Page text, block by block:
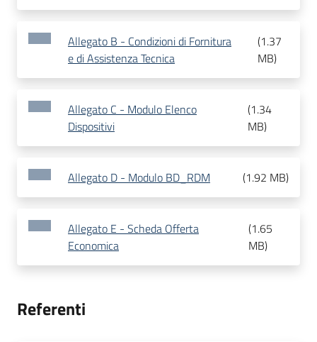
Allegato B - Condizioni di Fornitura
e di Assistenza Tecnica
(1.37
MB)
Allegato C - Modulo Elenco
Dispositivi
(1.34
MB)
Allegato D - Modulo BD_RDM (1.92 MB)
Allegato E - Scheda Offerta
Economica
(1.65
MB)
Referenti